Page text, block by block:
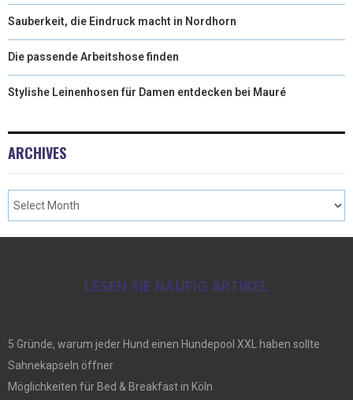
)
Sauberkeit, die Eindruck macht in Nordhorn
Die passende Arbeitshose finden
Stylishe Leinenhosen für Damen entdecken bei Mauré
ARCHIVES
LESEN SIE HÄUFIG ARTIKEL
5 Gründe, warum jeder Hund einen Hundepool XXL haben sollte
Sahnekapseln öffner
Möglichkeiten für Bed & Breakfast in Köln